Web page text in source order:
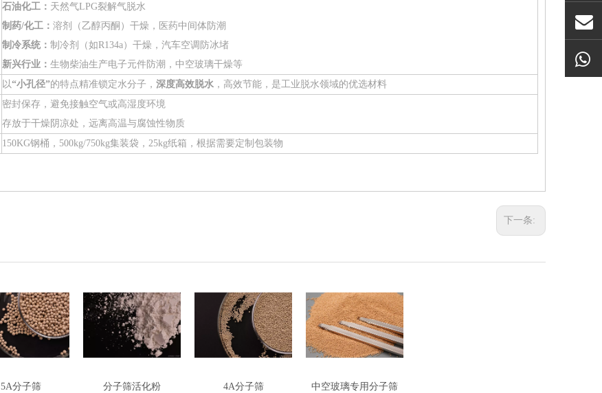
石油化工： 天然气LPG裂解气脱水
制药/化工： 溶剂（乙醇丙酮）干燥，医药中间体防潮
制冷系统： 制冷剂（如R134a）干燥，汽车空调防冰堵
新兴行业： 生物柴油生产电子元件防潮，中空玻璃干燥等
以“小孔径”的特点精准锁定水分子， 深度高效脱水 ，高效节能，是工业脱水领域的优选材料
密封保存，避免接触空气或高湿度环境
存放于干燥阴凉处，远离高温与腐蚀性物质
150KG钢桶，500kg/750kg集装袋，25kg纸箱，根据需要定制包装物
下一条:
5A分子筛 分子筛活化粉 4A分子筛 中空玻璃专用分子筛